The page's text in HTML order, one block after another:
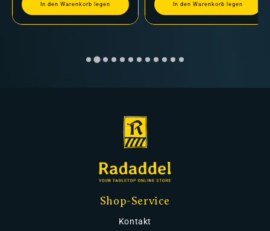
In den Warenkorb legen In den Warenkorb legen
Shop-Service
Kontakt